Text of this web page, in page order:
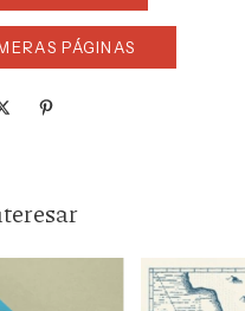
PÁGINAS